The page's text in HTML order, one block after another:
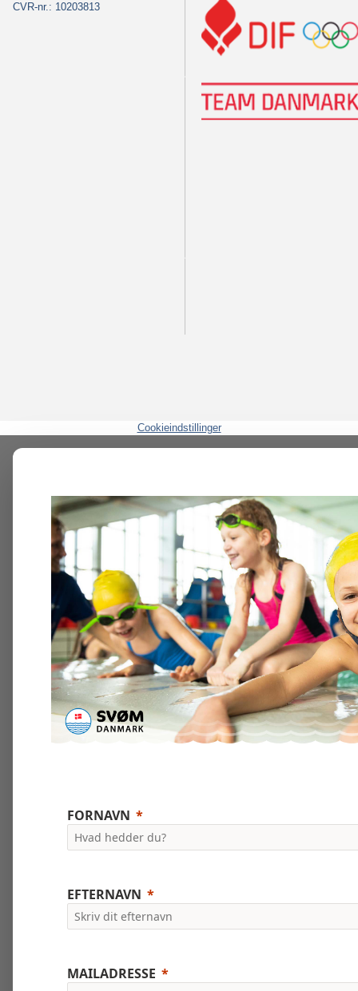
CVR-nr.: 10203813
Cookieindstillinger
FORNAVN
EFTERNAVN
MAILADRESSE